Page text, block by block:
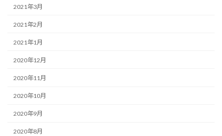
2021年3月
2021年2月
2021年1月
2020年12月
2020年11月
2020年10月
2020年9月
2020年8月